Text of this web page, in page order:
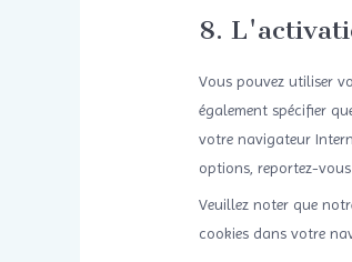
8.
Vous pouvez utiliser
également spécifier
votre navigateur
options, reportez-
Veuillez noter que
cookies dans votre